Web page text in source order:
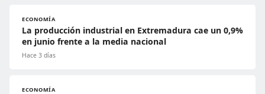
ECONOMÍA
La producción industrial en Extremadura cae un 0,9%
en junio frente a la media nacional
Hace 3 días
ECONOMÍA